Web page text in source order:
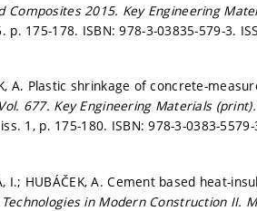
Composites 2015. Key Engineering
p. 175-178. ISBN: 978-3-03835-579-3.
A. Plastic shrinkage of concrete-
677. Key Engineering Materials
1, p. 175-180. ISBN: 978-3-0383-
I.; HUBÁČEK, A. Cement based heat-
in Modern Construction II.